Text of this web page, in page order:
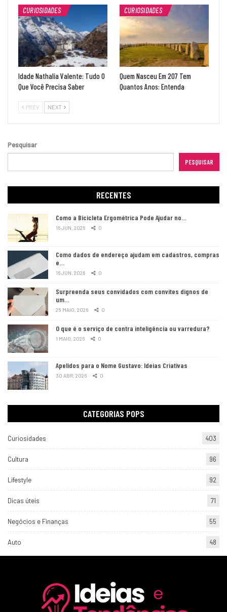
CURIOSIDADES
Idade Nathalia Valente: Tudo O
Que Você Precisa Saber
CURIOSIDADES
Quem Nasceu Em 207 Tem
Quantos Anos: Entenda
PREV NEXT
Pesquisar
PESQUISAR
RECENTES
Como a Bicicleta Ergométrica Pode Ajudar no…
16 JUN, 2026 0
Como dados de endereço ajudam em cadastros, compras
e…
16 JUN, 2026 0
Surpreenda seus convidados com convites dignos de
um…
25 MAIO, 2026 0
O que é o serviço de contra inteligência ou varredura?
1 MAIO, 2026 0
Apelidos para o Nome Gustavo: Ideias Criativas
30 ABR, 2026 0
CATEGORIAS POPS
Curiosidades 403
Cultura 96
Lifestyle 92
Dicas úteis 71
Negócios e Finanças 55
Auto 48